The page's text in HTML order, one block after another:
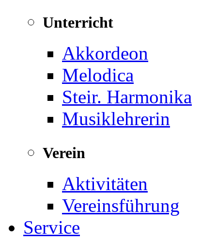
Unterricht
Akkordeon
Melodica
Steir. Harmonika
Musiklehrerin
Verein
Aktivitäten
Vereinsführung
Service